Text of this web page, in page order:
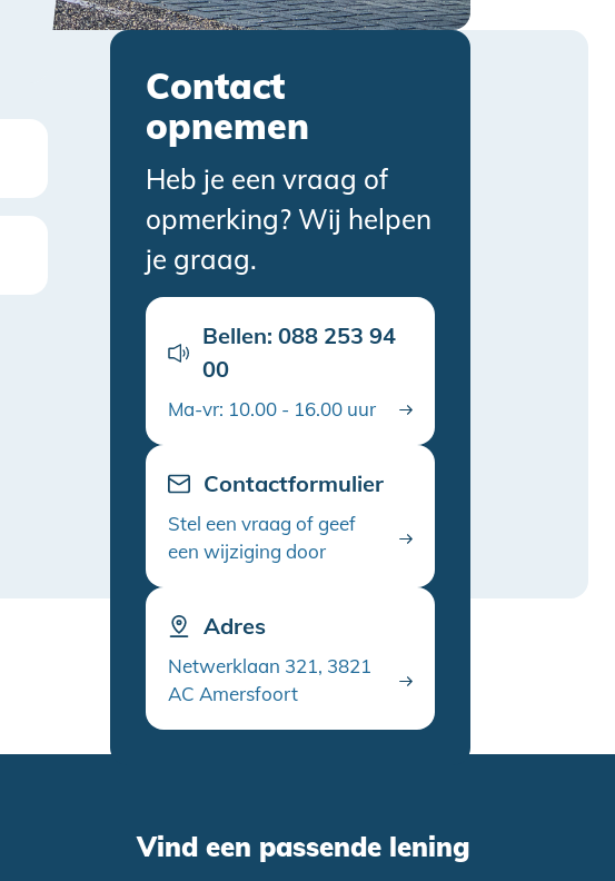
Contact
opnemen
Heb je een vraag of
opmerking? Wij helpen
je graag.
Bellen: 088 253 94
00
Ma-vr: 10.00 - 16.00 uur
Contactformulier
Stel een vraag of geef
een wijziging door
Adres
Netwerklaan 321, 3821
AC Amersfoort
Vind een passende lening